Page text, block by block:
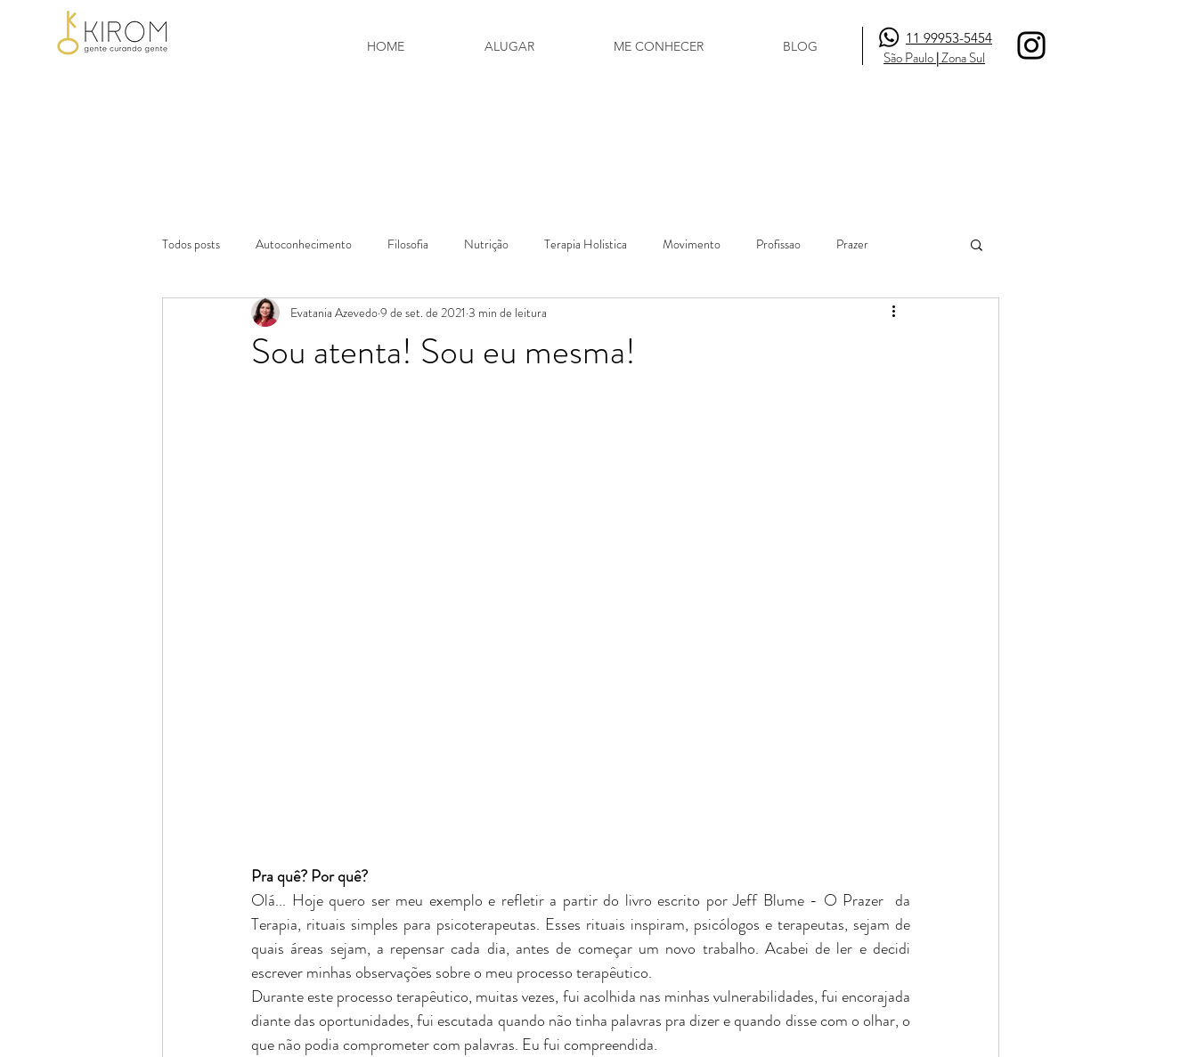
HOME ALUGAR ME CONHECER BLOG 11 99953-5454
São Paulo|Zona Sul
Todos posts Autoconhecimento Filosofia Nutrição Terapia Holistica Movimento Profissao Prazer
Psico & Pedagogia Medicina Prosa & Poesia
Sou atenta! Sou eu mesma!
Evatania Azevedo9 de set. de 2021 3 min de leitura
Pra quê? Por quê?
Olá... Hoje quero ser meu exemplo e refletir a partir do livro escrito por Jeff Blume - O Prazer  da
Terapia, rituais simples para psicoterapeutas. Esses rituais inspiram, psicólogos e terapeutas, sejam de
quais áreas sejam, a repensar cada dia, antes de começar um novo trabalho. Acabei de ler e decidi
escrever minhas observações sobre o meu processo terapêutico.
Durante este processo terapêutico, muitas vezes, fui acolhida nas minhas vulnerabilidades, fui encorajada
diante das oportunidades, fui escutada quando não tinha palavras pra dizer e quando disse com o olhar, o
que não podia comprometer com palavras. Eu fui compreendida.